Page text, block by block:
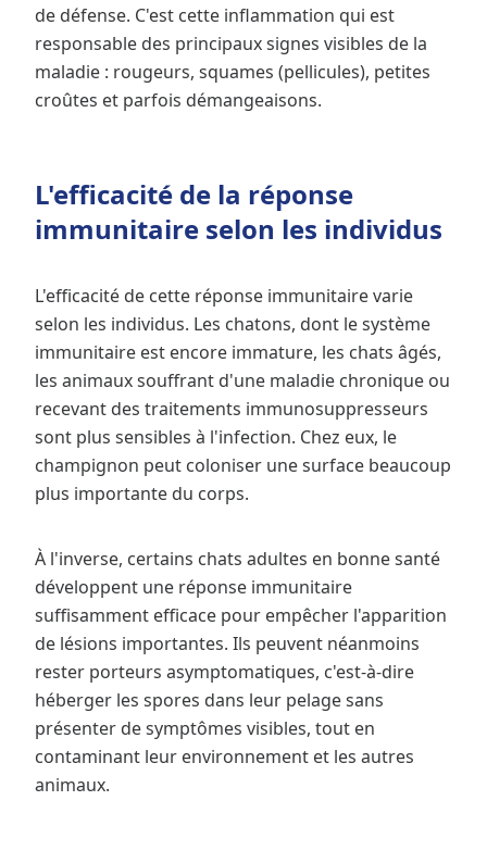
de défense. C'est cette inflammation qui est
responsable des principaux signes visibles de la
maladie : rougeurs, squames (pellicules), petites
croûtes et parfois démangeaisons.
L'efficacité de la réponse
immunitaire selon les individus
L'efficacité de cette réponse immunitaire varie
selon les individus. Les chatons, dont le système
immunitaire est encore immature, les chats âgés,
les animaux souffrant d'une maladie chronique ou
recevant des traitements immunosuppresseurs
sont plus sensibles à l'infection. Chez eux, le
champignon peut coloniser une surface beaucoup
plus importante du corps.
À l'inverse, certains chats adultes en bonne santé
développent une réponse immunitaire
suffisamment efficace pour empêcher l'apparition
de lésions importantes. Ils peuvent néanmoins
rester porteurs asymptomatiques, c'est-à-dire
héberger les spores dans leur pelage sans
présenter de symptômes visibles, tout en
contaminant leur environnement et les autres
animaux.